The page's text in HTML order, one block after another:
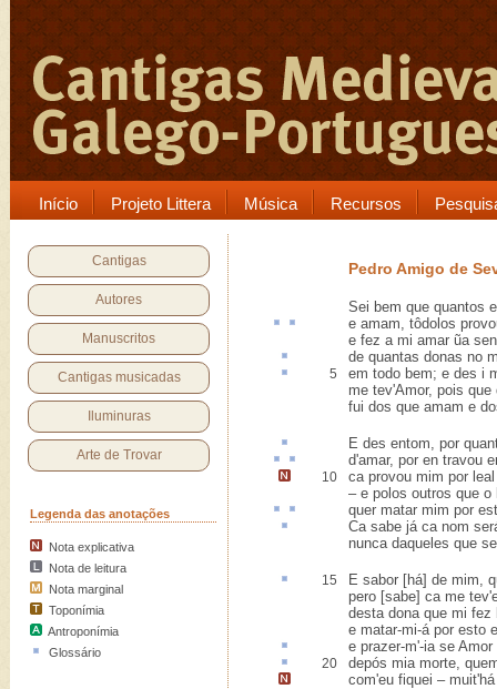
Início Projeto Littera Música Recursos
Cantigas
Autores
Manuscritos
Cantigas musicadas
Iluminuras
Arte de Trovar
Legenda das anotações
Nota explicativa
Nota de leitura
Nota marginal
Toponímia
Antroponímia
Glossário
Pedro Amigo de
Sei bem que quantos
e amam, tôdolos
e fez a mi amar ũa
de quantas donas no
5 em todo bem; e des i
me tev'Amor, pois que
fui dos que amam e
E des entom, por
d'amar, por en travou
10
ca provou mim por leal
– e polos outros que o
quer matar mim por
Ca sabe jáca nom
nunca daqueles que
15 E sabor [há] de mim,
pero [sabe] ca me
desta dona que mi fez
e matar-mi-á por esto
e prazer-m'-iase Amor
20 depós mia morte,
com'eu fiquei –